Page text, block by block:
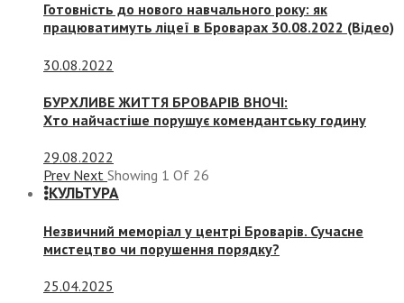
Готовність до нового навчального року: як
працюватимуть ліцеї в Броварах 30.08.2022 (Відео)
30.08.2022
БУРХЛИВЕ ЖИТТЯ БРОВАРІВ ВНОЧІ:
Хто найчастіше порушує комендантську годину
29.08.2022
Prev Next Showing 1 Of 26
КУЛЬТУРА
Незвичний меморіал у центрі Броварів. Сучасне
мистецтво чи порушення порядку?
25.04.2025